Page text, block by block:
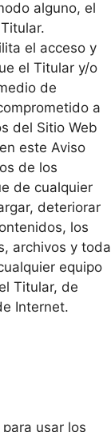
alguno, el
el acceso y
el Titular y/o
de
a
del Sitio Web
este Aviso
de los
de cualquier
deteriorar
los
archivos y toda
equipo
Titular, de
Internet.
usar los